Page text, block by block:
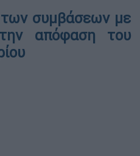
συμβάσεων με
απόφαση του